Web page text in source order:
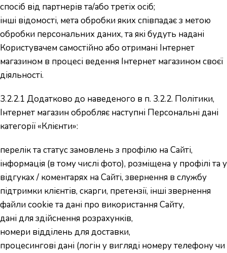
спосіб від партнерів та/або третіх осіб;
інші відомості, мета обробки яких співпадає з метою
обробки персональних даних, та які будуть надані
Користувачем самостійно або отримані Інтернет
магазином в процесі ведення Інтернет магазином своєї
діяльності.
3.2.2.1 Додатково до наведеного в п. 3.2.2. Політики,
Інтернет магазин обробляє наступні Персональні дані
категорії «Клієнти»:
перелік та статус замовлень з профілю на Сайті,
інформація (в тому числі фото), розміщена у профілі та у
відгуках / коментарях на Сайті, звернення в службу
підтримки клієнтів, скарги, претензії, інші звернення
файли cookie та дані про використання Сайту,
дані для здійснення розрахунків,
номери відділень для доставки,
процесингові дані (логін у вигляді номеру телефону чи